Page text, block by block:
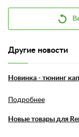
Другие новости
Новинка - тюнинг
Подробнее
Новые товары для